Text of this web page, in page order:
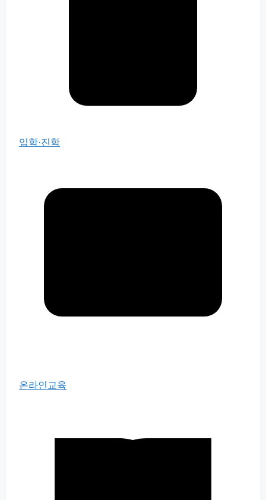
입학·진학
온라인교육